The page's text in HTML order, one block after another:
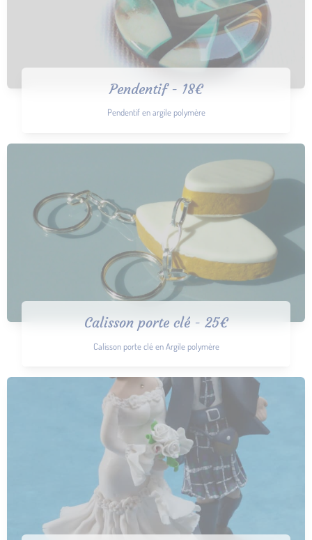
Pendentif - 18€
Pendentif en argile polymère
Calisson porte clé - 25€
Calisson porte clé en Argile polymère